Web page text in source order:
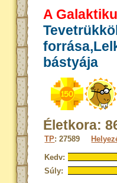
A
bástyája
Életkora:
TP: 27589
Kedv:
Súly: